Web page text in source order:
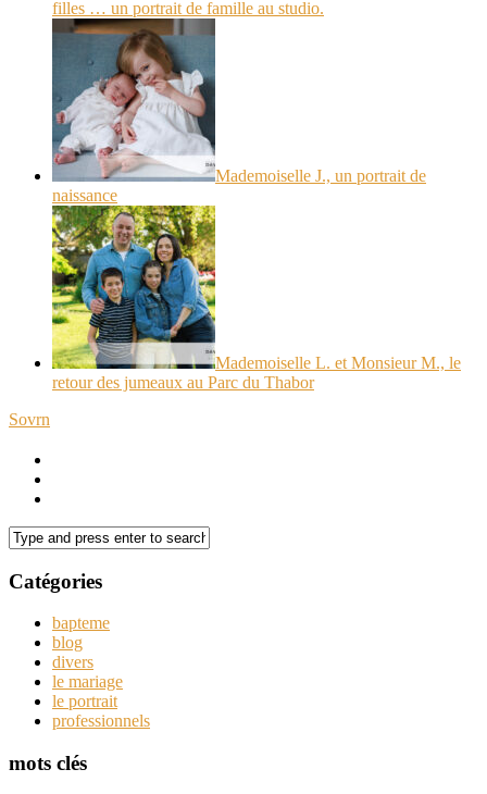
filles … un portrait de famille au studio.
Mademoiselle J., un portrait de
naissance
Mademoiselle L. et Monsieur M., le
retour des jumeaux au Parc du Thabor
Sovrn
Catégories
bapteme
blog
divers
le mariage
le portrait
professionnels
mots clés